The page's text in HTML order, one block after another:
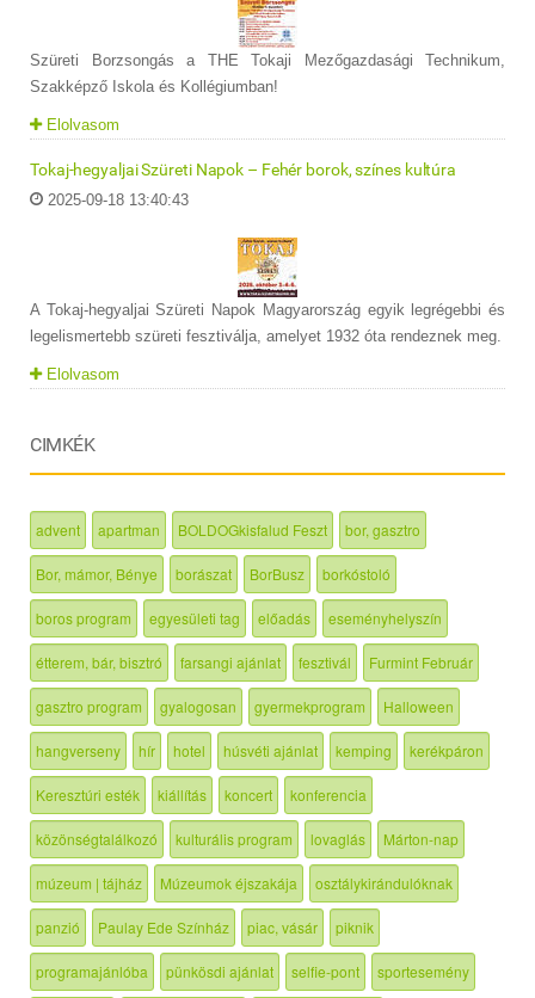
Szüreti Borzsongás a THE Tokaji Mezőgazdasági Technikum,
Szakképző Iskola és Kollégiumban!
Elolvasom
Tokaj-hegyaljai Szüreti Napok – Fehér borok, színes kultúra
2025-09-18 13:40:43
A Tokaj-hegyaljai Szüreti Napok Magyarország egyik legrégebbi és
legelismertebb szüreti fesztiválja, amelyet 1932 óta rendeznek meg.
Elolvasom
CIMKÉK
advent apartman BOLDOGkisfalud Feszt bor, gasztro
Bor, mámor, Bénye borászat BorBusz borkóstoló
boros program egyesületi tag előadás eseményhelyszín
étterem, bár, bisztró farsangi ajánlat fesztivál Furmint Február
gasztro program gyalogosan gyermekprogram Halloween
hangverseny hír hotel húsvéti ajánlat kemping kerékpáron
Keresztúri esték kiállítás koncert konferencia
közönségtalálkozó kulturális program lovaglás Márton-nap
múzeum | tájház Múzeumok éjszakája osztálykirándulóknak
panzió Paulay Ede Színház piac, vásár piknik
programajánlóba pünkösdi ajánlat selfie-pont sportesemény